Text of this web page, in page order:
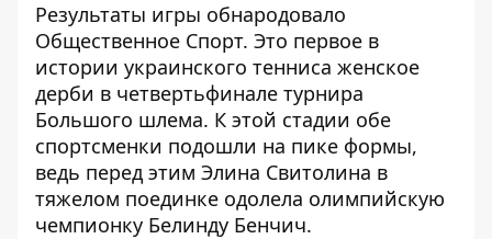
Результаты игры обнародовало
Общественное Спорт. Это первое в
истории украинского тенниса женское
дерби в четвертьфинале турнира
Большого шлема. К этой стадии обе
спортсменки подошли на пике формы,
ведь перед этим Элина Свитолина в
тяжелом поединке одолела олимпийскую
чемпионку Белинду Бенчич.